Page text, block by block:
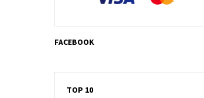
FACEBOOK
TOP 10